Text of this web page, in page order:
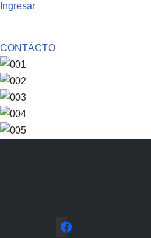
Ingresar
CONTÁCTO